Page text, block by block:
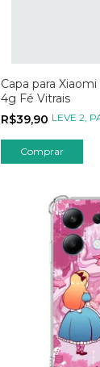
Capa para
4g Fé Vitrais
R$39,90 LEVE 2,
Comprar